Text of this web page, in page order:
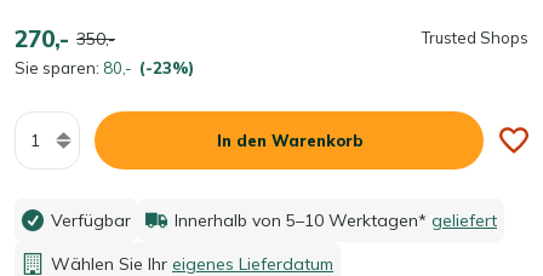
270,- 350,-
Sie sparen: 80,- (-23%)
Trusted Shops
Menge
In den Warenkorb
Verfügbar Innerhalb von 5–10 Werktagen* geliefert
Wählen Sie Ihr eigenes Lieferdatum